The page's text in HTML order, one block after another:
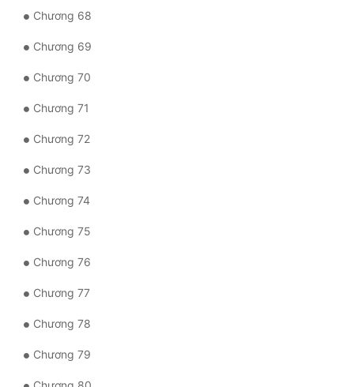
Chương 68
Chương 69
Chương 70
Chương 71
Chương 72
Chương 73
Chương 74
Chương 75
Chương 76
Chương 77
Chương 78
Chương 79